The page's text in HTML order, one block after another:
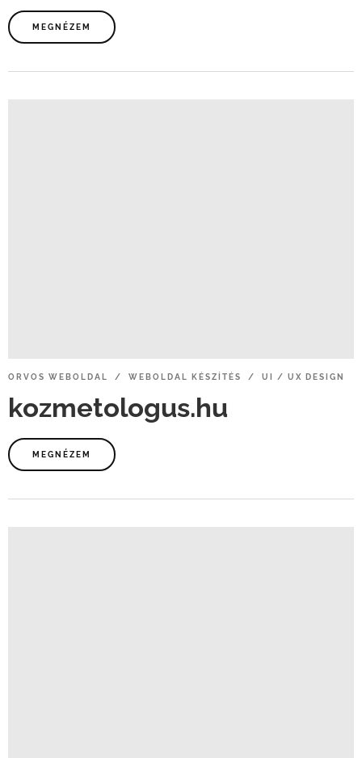
MEGNÉZEM
ORVOS WEBOLDAL / WEBOLDAL KÉSZÍTÉS / UI / UX DESIGN
kozmetologus.hu
MEGNÉZEM